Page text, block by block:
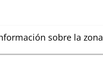
sobre la zona